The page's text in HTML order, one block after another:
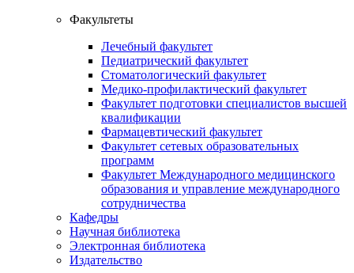
Факультеты
Лечебный факультет
Педиатрический факультет
Стоматологический факультет
Медико-профилактический факультет
Факультет подготовки специалистов высшей
квалификации
Фармацевтический факультет
Факультет сетевых образовательных
программ
Факультет Международного медицинского
образования и управление международного
сотрудничества
Кафедры
Научная библиотека
Электронная библиотека
Издательство